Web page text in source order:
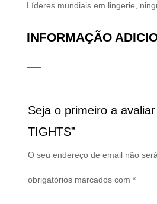
Líderes mundiais em lingerie,
INFORMAÇÃO
Seja o primeiro a avaliar
TIGHTS”
O seu endereço de email não
obrigatórios marcados com *